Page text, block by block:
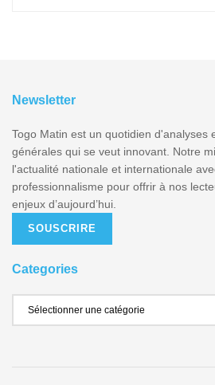
Newsletter
Togo Matin est un quotidien d'analyses
générales qui se veut innovant. Notre
l'actualité nationale et internationale
professionnalisme pour offrir à nos
enjeux d’aujourd’hui.
SOUSCRIRE
Categories